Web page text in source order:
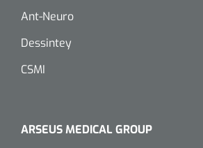
Ant-Neuro
Dessintey
CSMI
ARSEUS MEDICAL GROUP